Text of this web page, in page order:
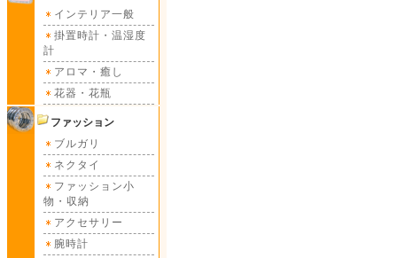
インテリア一般
掛置時計・温湿度
計
アロマ・癒し
花器・花瓶
ファッション
ブルガリ
ネクタイ
ファッション小
物・収納
アクセサリー
腕時計